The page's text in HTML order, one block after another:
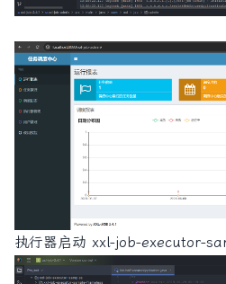
执行器启动 xxl-job-executor-